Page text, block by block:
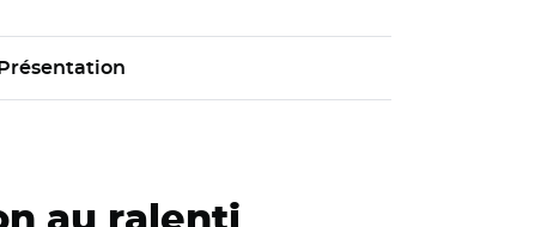
Présentation